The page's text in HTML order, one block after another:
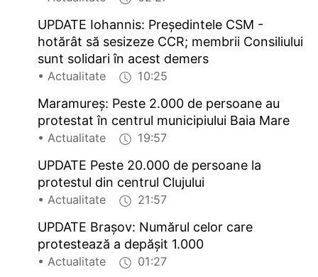
UPDATE Iohannis: Președintele CSM -
hotărât să sesizeze CCR; membrii Consiliului
sunt solidari în acest demers
• Actualitate 10:25
Maramureș: Peste 2.000 de persoane au
protestat în centrul municipiului Baia Mare
• Actualitate 19:57
UPDATE Peste 20.000 de persoane la
protestul din centrul Clujului
• Actualitate 21:57
UPDATE Brașov: Numărul celor care
protestează a depășit 1.000
• Actualitate 01:27